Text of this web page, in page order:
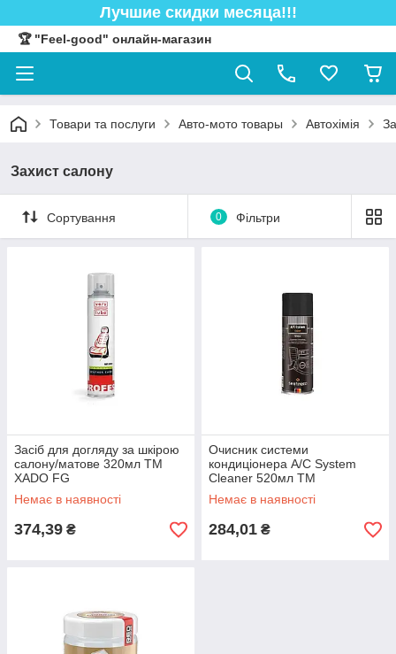
Лучшие скидки месяца!!!
🏆 "Feel-good" онлайн-магазин
Товари та послуги Авто-мото товары Автохімія
Захист салону
Сортування 0 Фільтри
Засіб для догляду за шкірою
салону/матове 320мл ТМ
XADO FG
Немає в наявності
374,39 ₴
Очисник системи
кондиціонера A/C System
Cleaner 520мл ТМ
SENFINECO FG
Немає в наявності
284,01 ₴